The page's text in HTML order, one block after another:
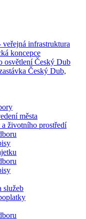
infrastruktura
koncepce
osvětlení Český Dub
Český Dub,
města
životního prostředí
služeb